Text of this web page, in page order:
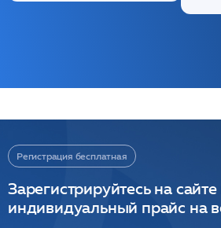
Регистрация бесплатная
Зарегистрируйтесь на
индивидуальный прайс на